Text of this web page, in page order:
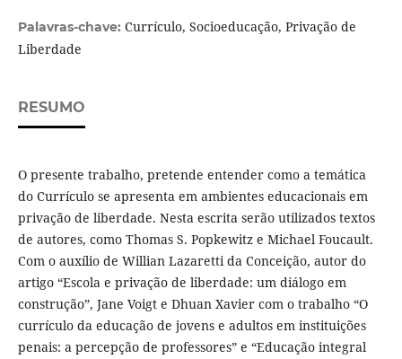
Palavras-chave: Currículo, Socioeducação, Privação de
Liberdade
RESUMO
O presente trabalho, pretende entender como a temática
do Currículo se apresenta em ambientes educacionais em
privação de liberdade. Nesta escrita serão utilizados textos
de autores, como Thomas S. Popkewitz e Michael Foucault.
Com o auxílio de Willian Lazaretti da Conceição, autor do
artigo “Escola e privação de liberdade: um diálogo em
construção”, Jane Voigt e Dhuan Xavier com o trabalho “O
currículo da educação de jovens e adultos em instituições
penais: a percepção de professores” e “Educação integral